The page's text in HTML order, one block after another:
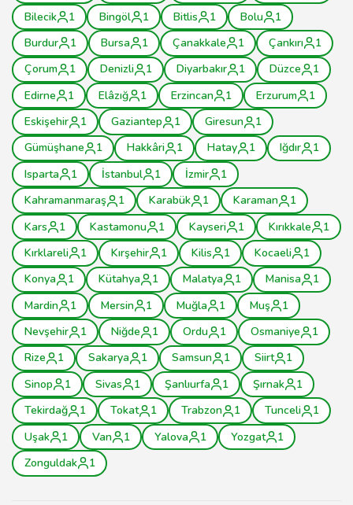
Bilecik
1 Bingöl 1 Bitlis 1 Bolu
1
Burdur
1 Bursa 1 Çanakkale 1 Çankırı
1
Çorum
1 Denizli 1 Diyarbakır 1 Düzce
1
Edirne
1 Elâzığ 1 Erzincan 1 Erzurum
1
Eskişehir
1 Gaziantep 1 Giresun
1
Gümüşhane
1 Hakkâri 1 Hatay 1 Iğdır
1
Isparta
1 İstanbul 1 İzmir
1
Kahramanmaraş
1 Karabük 1 Karaman
1
Kars
1 Kastamonu 1 Kayseri 1 Kırıkkale
1
Kırklareli
1 Kırşehir 1 Kilis 1 Kocaeli
1
Konya
1 Kütahya 1 Malatya 1 Manisa
1
Mardin
1 Mersin 1 Muğla 1 Muş
1
Nevşehir
1 Niğde 1 Ordu 1 Osmaniye
1
Rize
1 Sakarya 1 Samsun 1 Siirt
1
Sinop
1 Sivas 1 Şanlıurfa 1 Şırnak
1
Tekirdağ
1 Tokat 1 Trabzon 1 Tunceli
1
Uşak
1 Van 1 Yalova 1 Yozgat
1
Zonguldak
1